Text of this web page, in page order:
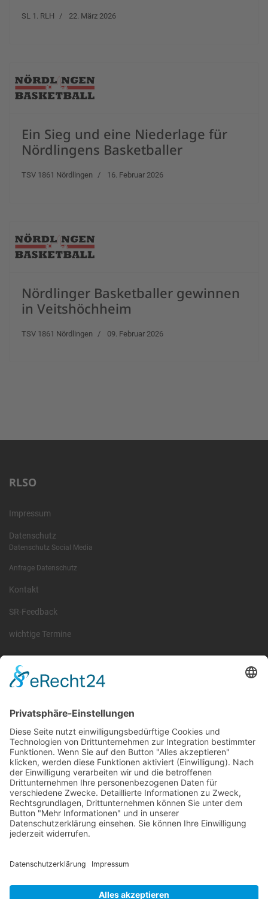
SL 1. RLH 22. März 2026
Ein Sieg und eine Niederlage für
Nördlingens Basketballer
TSV 1861 Nördlingen 16. Februar 2026
Nördlinger Basketballer gewinnen
in Veitshöchheim
TSV 1861 Nördlingen 09. Februar 2026
RLSO
Impressum
Datenschutz
Datenschutz Social Media
Anfrage Datenschutz
Kontakt
SR-Feedback
wichtige Termine
Information
Sachsen und Thüringen. Er ist als eingetragener Verein tätig und
gleichzeitig Veranstalter der Spiele der Regionalliga in
verschiedenen Ligen.
Die RLSO ist jetzt auch erreichbar unter der Adresse
Wir betreiben ...